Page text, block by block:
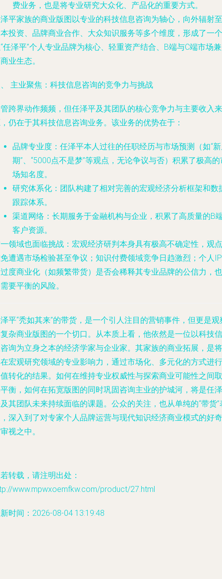
费业务，也是将专业研究大众化、产品化的重要方式。
平家族的商业版图以专业的科技信息咨询为轴心，向外辐射至
投资、品牌商业合作、大众知识服务等多个维度，形成了一个
任泽平”个人专业品牌为核心、轻重资产结合、B端与C端市场
业生态。
主业聚焦：科技信息咨询的竞争力与挑战
跨界动作频频，但任泽平及其团队的核心竞争力与主要收入来
仍在于其科技信息咨询业务。该业务的优势在于：
品牌专业度 ：任泽平本人过往的任职经历与市场预测（如“
期”、“5000点不是梦”等观点，无论争议与否）积累了极高的
场知名度。
研究体系化 ：团队构建了相对完善的宏观经济分析框架和数
跟踪体系。
渠道网络 ：长期服务于金融机构与企业，积累了高质量的B
客户资源。
领域也面临挑战：宏观经济研判本身具有极高不确定性，观点
遭遇市场检验甚至争议；知识付费领域竞争日趋激烈；个人IP
度商业化（如频繁带货）是否会稀释其专业品牌的公信力，也
要平衡的风险。
平“秃如其来”的带货，是一个引人注目的营销事件，但更是观
杂商业版图的一个切口。从本质上看，他依然是一位以科技信
询为立身之本的经济学家与企业家。其家族的商业拓展，是将
宏观研究领域的专业影响力，通过市场化、多元化的方式进行
转化的结果。如何在维持专业权威性与探索商业可能性之间取
衡，如何在拓宽版图的同时巩固咨询主业的护城河，将是任泽
其团队未来持续面临的课题。公众的关注，也从单纯的“带货”
深入到了对专家个人品牌运营与现代知识经济商业模式的好奇
视之中。
转载，请注明出处：
www.mpwxoemfkw.com/product/27.html
时间：2026-08-04 13:19:48